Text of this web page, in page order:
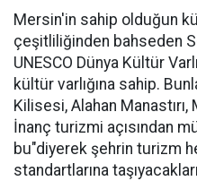
Mersin'in sahip olduğun
çeşitliliğinden bahseden
UNESCO Dünya Kültür
kültür varlığına sahip.
Kilisesi, Alahan
İnanç turizmi açısından
bu"diyerek şehrin turizm
standartlarına